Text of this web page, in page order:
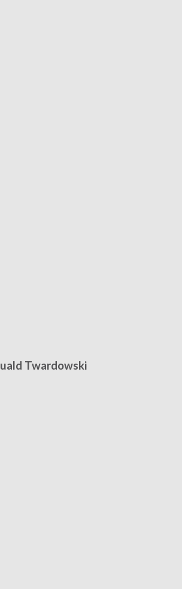
Twardowski